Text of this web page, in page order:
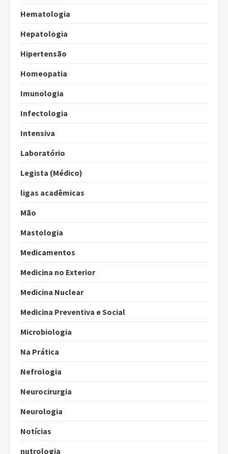
Hematologia
Hepatologia
Hipertensão
Homeopatia
Imunologia
Infectologia
Intensiva
Laboratório
Legista (Médico)
ligas acadêmicas
Mão
Mastologia
Medicamentos
Medicina no Exterior
Medicina Nuclear
Medicina Preventiva e Social
Microbiologia
Na Prática
Nefrologia
Neurocirurgia
Neurologia
Notícias
nutrologia